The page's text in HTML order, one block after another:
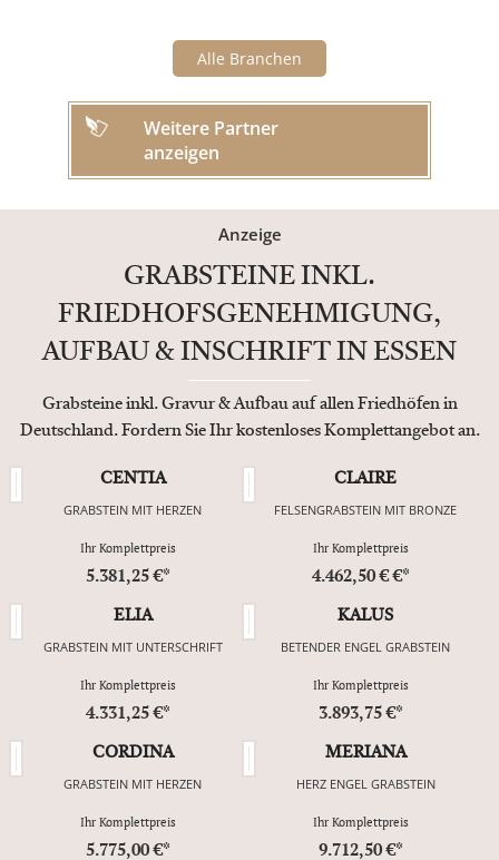
Alle Branchen
Weitere Partner
anzeigen
Anzeige
GRABSTEINE INKL.
FRIEDHOFSGENEHMIGUNG,
AUFBAU & INSCHRIFT IN ESSEN
Grabsteine inkl. Gravur & Aufbau auf allen Friedhöfen in
Deutschland. Fordern Sie Ihr kostenloses Komplettangebot an.
CENTIA
GRABSTEIN MIT HERZEN
Ihr Komplettpreis
5.381,25 €*
CLAIRE
FELSENGRABSTEIN MIT BRONZE
Ihr Komplettpreis
4.462,50 € €*
ELIA
GRABSTEIN MIT UNTERSCHRIFT
Ihr Komplettpreis
4.331,25 €*
KALUS
BETENDER ENGEL GRABSTEIN
Ihr Komplettpreis
3.893,75 €*
CORDINA
GRABSTEIN MIT HERZEN
Ihr Komplettpreis
5.775,00 €*
MERIANA
HERZ ENGEL GRABSTEIN
Ihr Komplettpreis
9.712,50 €*